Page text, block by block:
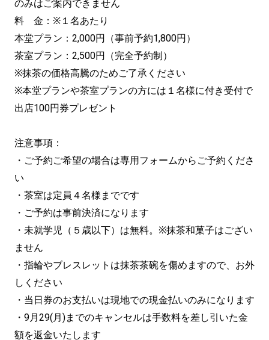
のみはご案内できません
料 金：※１名あたり
本堂プラン：2,000円（事前予約1,800円）
茶室プラン：2,500円（完全予約制）
※抹茶の価格高騰のためご了承ください
※本堂プランや茶室プランの方には１名様に付き受付で
出店100円券プレゼント
注意事項：
・ご予約ご希望の場合は専用フォームからご予約くださ
い
・茶室は定員４名様までです
・ご予約は事前決済になります
・未就学児（５歳以下）は無料。※抹茶和菓子はござい
ません
・指輪やブレスレットは抹茶茶碗を傷めますので、お外
しください
・当日券のお支払いは現地での現金払いのみになります
・9月29(月)までのキャンセルは手数料を差し引いた金
額を返金いたします